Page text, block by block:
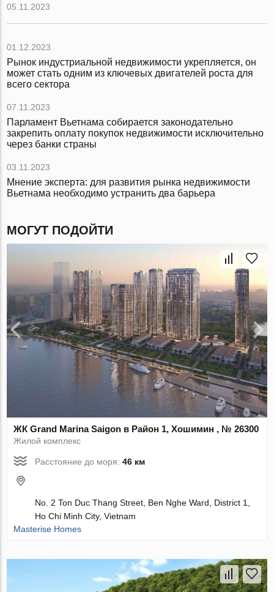
05.11.2023
01.12.2023
Рынок индустриальной недвижимости укрепляется, он
может стать одним из ключевых двигателей роста для
всего сектора
07.11.2023
Парламент Вьетнама собирается законодательно
закрепить оплату покупок недвижимости исключительно
через банки страны
03.11.2023
Мнение эксперта: для развития рынка недвижимости
Вьетнама необходимо устранить два барьера
МОГУТ ПОДОЙТИ
ЖК Grand Marina Saigon в Район 1, Хошимин , № 26300
Жилой комплекс
Расстояние до моря:46 км
No. 2 Ton Duc Thang Street, Ben Nghe Ward, District 1,
Ho Chi Minh City, Vietnam
Masterise Homes